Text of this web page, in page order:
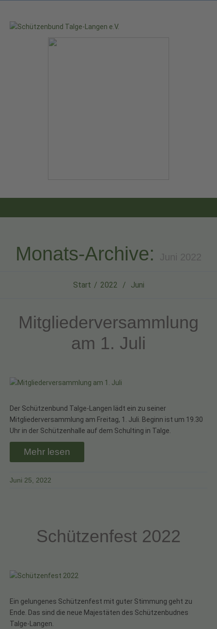
Monats-Archive: Juni 2022
Start 2022 Juni
Mitgliederversammlung
am 1. Juli
Der Schützenbund Talge-Langen lädt ein zu seiner
Mitgliederversammlung am Freitag, 1. Juli. Beginn ist um 19.30
Uhr in der Schützenhalle auf dem Schulting in Talge.
Mehr lesen
Juni 25, 2022
Schützenfest 2022
Ein gelungenes Schützenfest mit guter Stimmung geht zu
Ende. Das sind die neue Majestäten des Schützenbudnes
Talge-Langen.